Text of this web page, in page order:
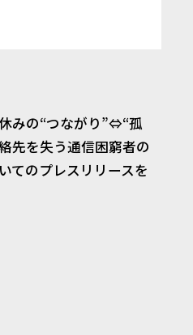
みの“つながり”⇔“孤
先を失う通信困窮者の
てのプレスリリースを